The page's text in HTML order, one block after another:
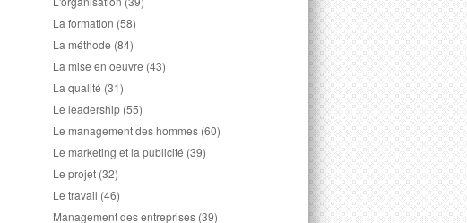
La formation (58)
La méthode (84)
La mise en oeuvre (43)
La qualité (31)
Le leadership (55)
Le management des hommes (60)
Le marketing et la publicité (39)
Le projet (32)
Le travail (46)
Management des entreprises (39)